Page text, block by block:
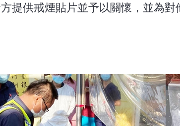
提供戒煙貼片並予以關懷，並為對